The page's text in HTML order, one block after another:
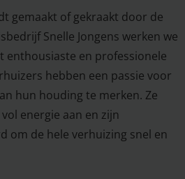
gemaakt of gekraakt door de
Snelle Jongens werken we
enthousiaste en professionele
hebben een passie voor
hun houding te merken. Ze
energie aan en zijn
om de hele verhuizing snel en